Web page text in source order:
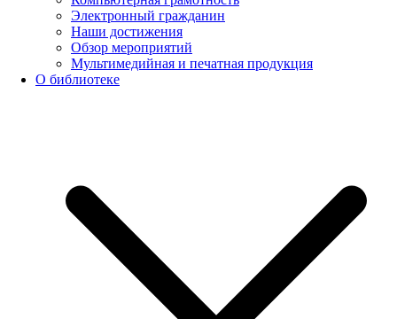
Электронный гражданин
Наши достижения
Обзор мероприятий
Мультимедийная и печатная продукция
О библиотеке